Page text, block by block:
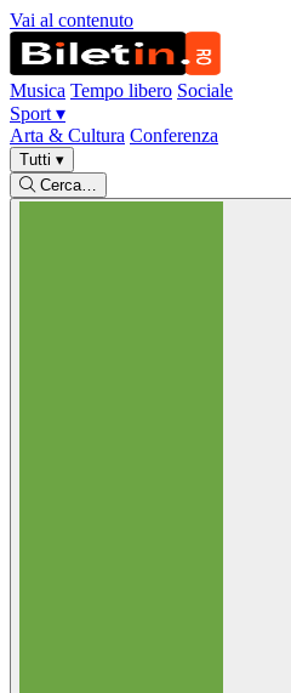
Vai al contenuto
Musica Tempo libero Sociale
Sport ▾
Arta & Cultura Conferenza
Tutti ▾
Cerca…